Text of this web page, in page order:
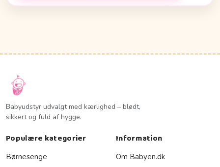
Babyudstyr udvalgt med kærlighed – blødt,
sikkert og fuld af hygge.
Populære kategorier
Børnesenge
Information
Om Babyen.dk